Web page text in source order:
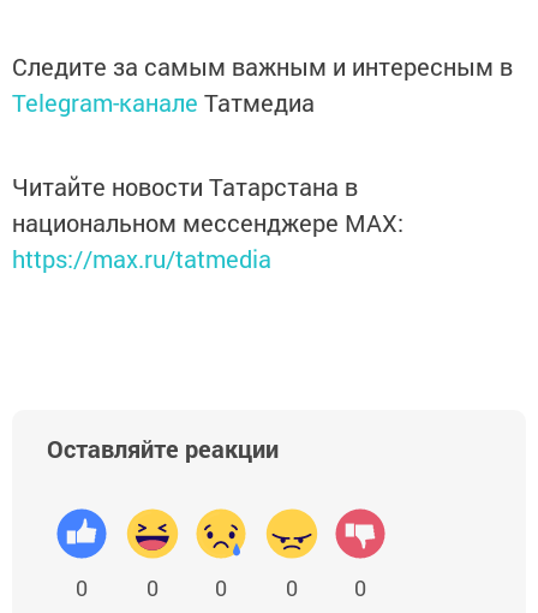
Следите за самым важным и интересным в
Telegram-канале Татмедиа
Читайте новости Татарстана в
национальном мессенджере MАХ:
https://max.ru/tatmedia
Оставляйте реакции
0 0 0 0 0